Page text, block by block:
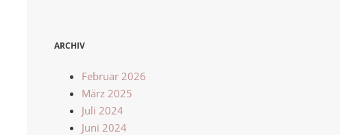
ARCHIV
Februar 2026
März 2025
Juli 2024
Juni 2024